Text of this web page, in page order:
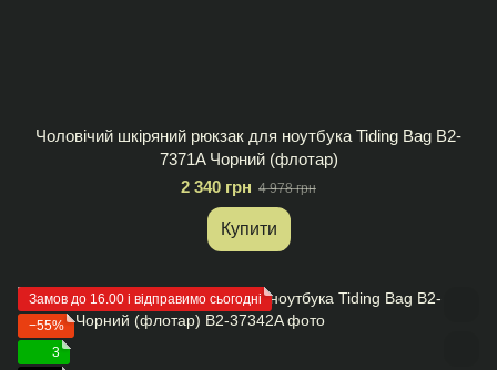
Чоловічий шкіряний рюкзак для ноутбука Tiding Bag B2-
7371A Чорний (флотар)
2 340 грн 4 978 грн
Купити
Замов до 16.00 і відправимо сьогодні
−55%
3